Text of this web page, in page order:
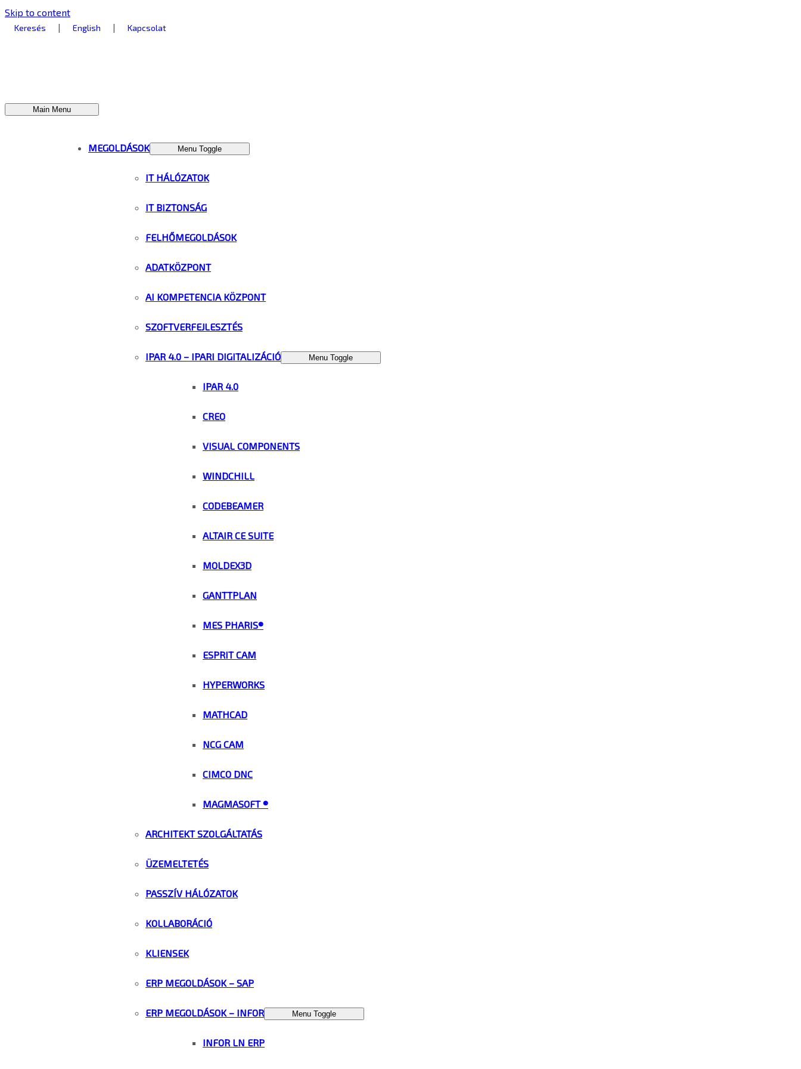
Skip to content
Keresés | English | Kapcsolat
Main Menu
MEGOLDÁSOK Menu Toggle
IT HÁLÓZATOK
IT BIZTONSÁG
FELHŐMEGOLDÁSOK
ADATKÖZPONT
AI KOMPETENCIA KÖZPONT
SZOFTVERFEJLESZTÉS
IPAR 4.0 – IPARI DIGITALIZÁCIÓ Menu Toggle
IPAR 4.0
CREO
VISUAL COMPONENTS
WINDCHILL
CODEBEAMER
ALTAIR CE SUITE
MOLDEX3D
GANTTPLAN
MES PHARIS®
ESPRIT CAM
HYPERWORKS
MATHCAD
NCG CAM
CIMCO DNC
MAGMASOFT ®
ARCHITEKT SZOLGÁLTATÁS
ÜZEMELTETÉS
PASSZÍV HÁLÓZATOK
KOLLABORÁCIÓ
KLIENSEK
ERP MEGOLDÁSOK – SAP
ERP MEGOLDÁSOK – INFOR Menu Toggle
INFOR LN ERP